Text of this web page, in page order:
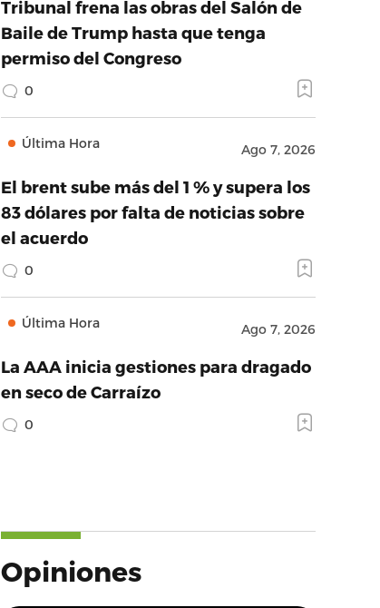
Tribunal frena las obras del Salón de
Baile de Trump hasta que tenga
permiso del Congreso
0
Última Hora Ago 7, 2026
El brent sube más del 1 % y supera los
83 dólares por falta de noticias sobre
el acuerdo
0
Última Hora Ago 7, 2026
La AAA inicia gestiones para dragado
en seco de Carraízo
0
Opiniones